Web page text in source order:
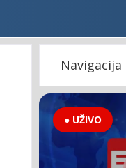
Navigacija
● UŽIVO